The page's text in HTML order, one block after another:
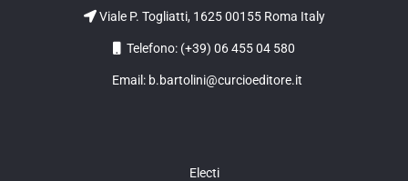
Viale P. Togliatti, 1625 00155 Roma Italy
Telefono: (+39) 06 455 04 580
Email: b.bartolini@curcioeditore.it
Electi